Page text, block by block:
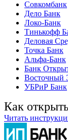
Совкомбанк
Дело Банк
Локо-Банк
Тинькофф
Деловая
Точка Банк
Альфа-Банк
Банк
Восточный
УБРиР Банк
Как
Читать